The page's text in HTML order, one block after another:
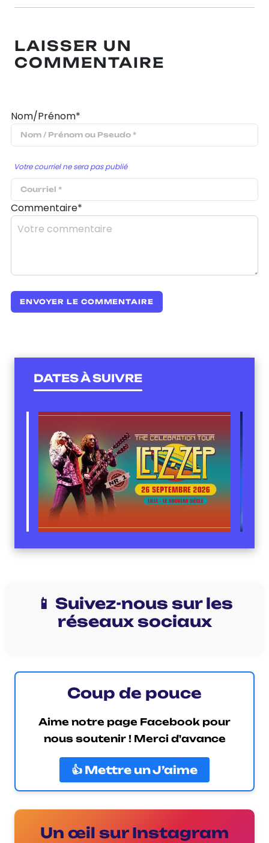
LAISSER UN
COMMENTAIRE
Nom/Prénom*
Votre courriel ne sera pas publié
Commentaire*
DATES À SUIVRE
📱 Suivez-nous sur les
réseaux sociaux
Coup de pouce
Aime notre page Facebook pour
nous soutenir ! Merci d'avance
👍 Mettre un J’aime
Un œil sur Instagram